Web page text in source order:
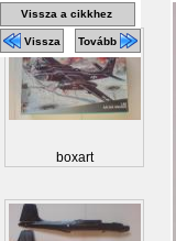
Vissza a cikkhez
Vissza Tovább
boxart